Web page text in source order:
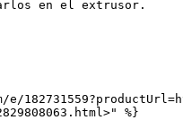
en el extrusor.
%}